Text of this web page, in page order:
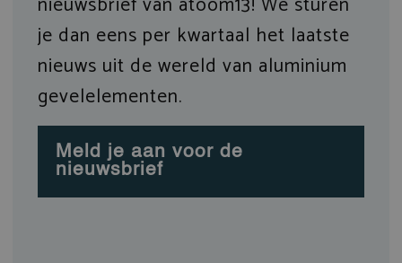
je dan eens per kwartaal het laatste
nieuws uit de wereld van aluminium
gevelelementen.
Meld je aan voor de
nieuwsbrief